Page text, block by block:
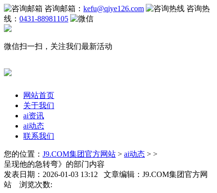
咨询邮箱： kefu@qiye126.com
咨询热
线： 0431-88981105
微信扫一扫，关注我们最新活动
网站首页
关于我们
ai资讯
ai动态
联系我们
您的位置： J9.COM集团官方网站 > ai动态 > >
呈现他的急转弯》的部门内容
发表日期：2026-01-03 13:12 文章编辑：J9.COM集团官方网
站 浏览次数: